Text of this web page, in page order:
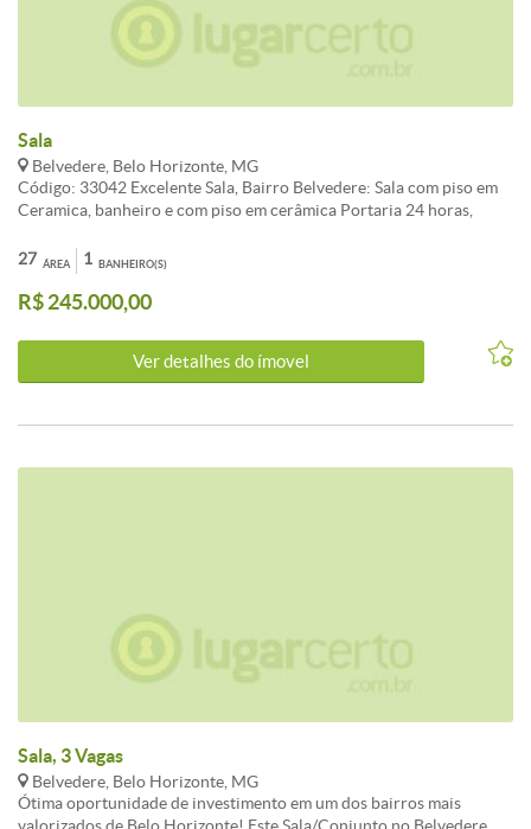
Sala
Belvedere, Belo Horizonte, MG
Código: 33042 Excelente Sala, Bairro Belvedere: Sala com piso em
Ceramica, banheiro e com piso em cerâmica Portaria 24 horas,
para clientes e mensalistas; 03 elevadores CARACTERISTICAS:
ÁREA
27 BANHEIRO(S)
1
R$ 245.000,00
Ver detalhes do ímovel
Sala, 3 Vagas
Belvedere, Belo Horizonte, MG
Ótima oportunidade de investimento em um dos bairros mais